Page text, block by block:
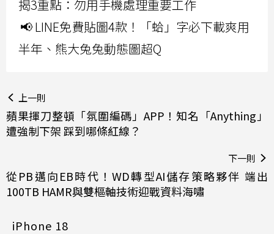
揭3重點：勿用手機處理重要工作
📢 LINE免費貼圖4款！「蛤」字必下載爽用
半年、熊大兔兔動態圖超Q
上一則
蘋果揮刀整頓「氛圍編碼」APP！知名「Anything」
遭強制下架 踩到哪條紅線？
下一則
從PB邁向EB時代！WD轉型AI儲存策略夥伴 端出
100TB HAMR與雙樞軸技術迎戰資料海嘯
iPhone 18